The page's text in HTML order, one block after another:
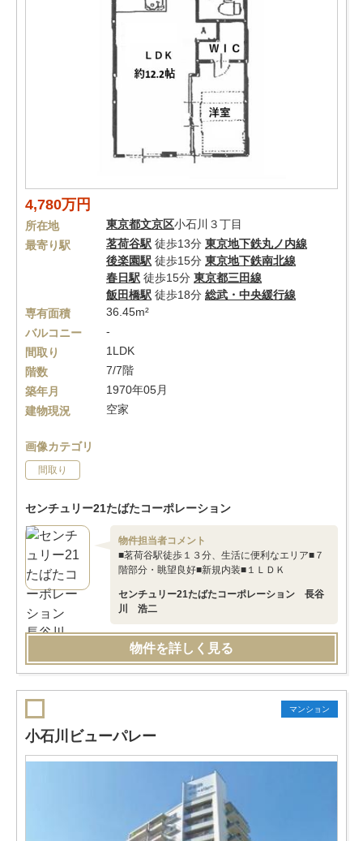
4,780万円
所在地 東京都文京区小石川３丁目
最寄り駅
茗荷谷駅 徒歩13分 東京地下鉄丸ノ内線
後楽園駅 徒歩15分 東京地下鉄南北線
春日駅 徒歩15分 東京都三田線
飯田橋駅 徒歩18分 総武・中央緩行線
専有面積
36.45m²
バルコニー
-
間取り
1LDK
階数
7/7階
築年月
1970年05月
建物現況
空家
画像カテゴリ
間取り
センチュリー21たばたコーポレーション
物件担当者コメント
■茗荷谷駅徒歩１３分、生活に便利なエリア■７
階部分・眺望良好■新規内装■１ＬＤＫ
センチュリー21たばたコーポレーション 長谷
川 浩二
物件を詳しく見る
マンション
小石川ビューパレー